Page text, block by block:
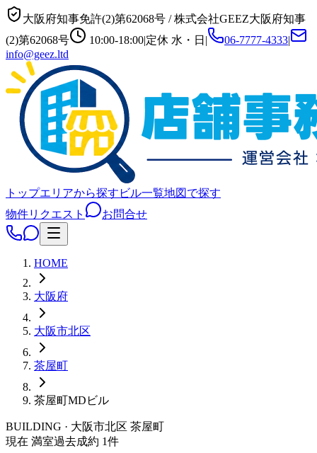
大阪府知事免許(2)第62068号 /株式会社GEEZ大阪府知事
(2)第62068号
10:00-18:00|定休 水・日 | 06-7777-4333|
info@geez.ltd
トップエリアから探す ビル一覧地図で探す
物件リクエスト
お問合せ
HOME
大阪府
大阪市北区
茶屋町
茶屋町MDビル
BUILDING · 大阪市北区 茶屋町
現在 満室過去成約 1件